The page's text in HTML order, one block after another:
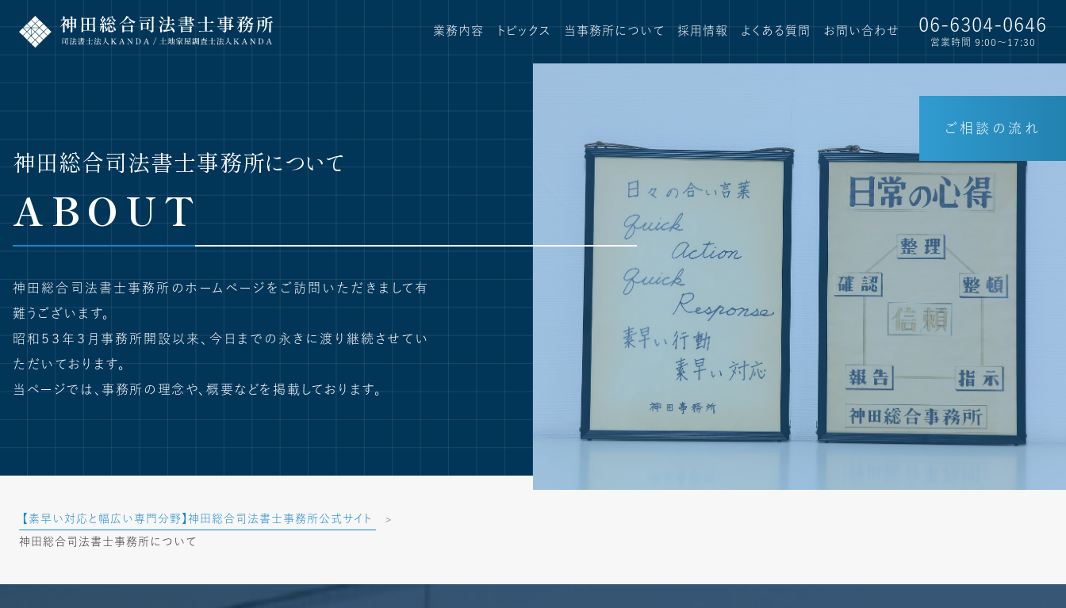
業務内容 トピックス 当事務所について 採用情報 よくある質問 お問い合わせ 06-6304-0646
営業時間 9:00〜17:30
ご相談の流れ
神田総合司法書士事務所について
ABOUT
神田総合司法書士事務所のホームページをご訪問いただきまして有
難うございます。
昭和５３年３月事務所開設以来、今日までの永きに渡り継続させてい
ただいております。
当ページでは、事務所の理念や、概要などを掲載しております。
【素早い対応と幅広い専門分野】神田総合司法書士事務所公式サイト >
神田総合司法書士事務所について